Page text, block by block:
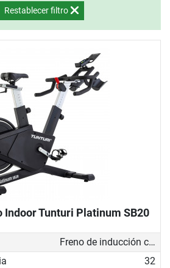
Restablecer filtro
Indoor Tunturi Platinum SB20
Freno de inducción con generador
32